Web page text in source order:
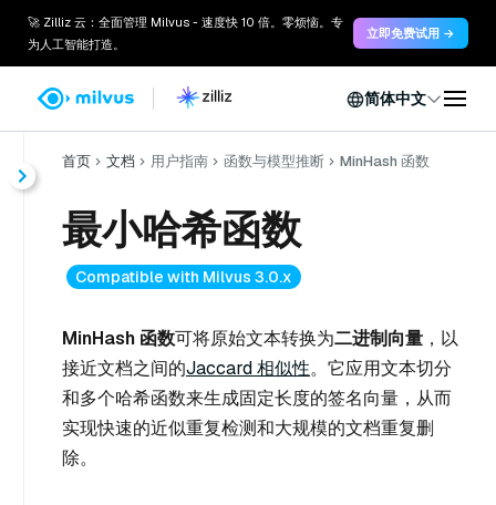
🚀 Zilliz 云：全面管理 Milvus - 速度快 10 倍。零烦恼。专
为人工智能打造。
立即免费试用 →
简体中文
首页 文档 用户指南 函数与模型推断 MinHash 函数
最小哈希函数
Compatible with Milvus 3.0.x
MinHash 函数可将原始文本转换为二进制向量 ，以
接近文档之间的Jaccard 相似性。它应用文本切分
和多个哈希函数来生成固定长度的签名向量，从而
实现快速的近似重复检测和大规模的文档重复删
除。